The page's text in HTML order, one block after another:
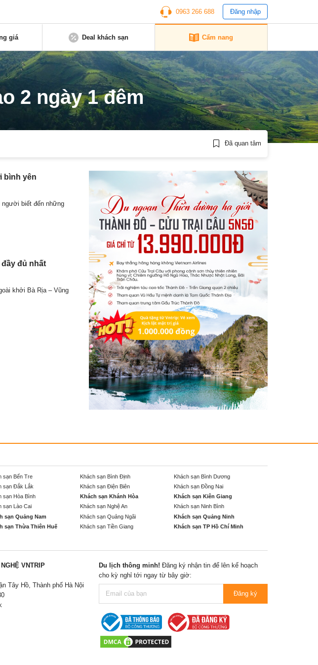
0963 266 688 Đăng nhập
giá Deal khách sạn Cẩm nang
2 ngày 1 đêm
Đã quan tâm
bình yên
biết đến những
đủ nhất
khởi Bà Rịa – Vũng
sạn Bến Tre Khách sạn Bình Định
Khách sạn Bình Dương
sạn Đắk Lắk Khách sạn Điện Biên
Khách sạn Đồng Nai
sạn Hòa Bình Khách sạn Khánh Hòa
Khách sạn Kiên Giang
sạn Lào Cai Khách sạn Nghệ An
Khách sạn Ninh Bình
sạn Quảng Nam Khách sạn Quảng Ngãi
Khách sạn Quảng Ninh
sạn Thừa Thiên Huế Khách sạn Tiền Giang
Khách sạn TP Hồ Chí Minh
VNTRIP
Tây Hồ, Thành phố Hà Nội
Du lịch thông minh! Đăng ký nhận tin để lên kế hoạch
cho kỳ nghỉ tới ngay từ bây giờ:
Đăng ký